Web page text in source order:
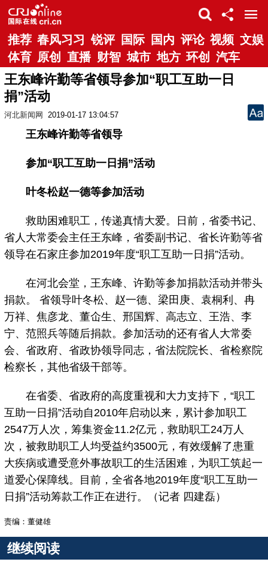
推荐 春风习习 锐评 国际 国内 评论 视频 文娱
体育 原创 直播 财智 城市 地方 环创 汽车
王东峰许勤等省领导参加“职工互助一日
捐”活动
河北新闻网 2019-01-17 13:04:57
王东峰许勤等省领导
参加“职工互助一日捐”活动
叶冬松赵一德等参加活动
救助困难职工，传递真情大爱。日前，省委书记、
省人大常委会主任王东峰，省委副书记、省长许勤等省
领导在石家庄参加2019年度“职工互助一日捐”活动。
在河北会堂，王东峰、许勤等参加捐款活动并带头
捐款。 省领导叶冬松、赵一德、梁田庚、袁桐利、冉
万祥、焦彦龙、董仚生、邢国辉、高志立、王浩、李
宁、范照兵等随后捐款。参加活动的还有省人大常委
会、省政府、省政协领导同志，省法院院长、省检察院
检察长，其他省级干部等。
在省委、省政府的高度重视和大力支持下，“职工
互助一日捐”活动自2010年启动以来，累计参加职工
2547万人次，筹集资金11.2亿元，救助职工24万人
次，被救助职工人均受益约3500元，有效缓解了患重
大疾病或遭受意外事故职工的生活困难，为职工筑起一
道爱心保障线。目前，全省各地2019年度“职工互助一
日捐”活动筹款工作正在进行。（记者 四建磊）
责编：董健雄
继续阅读